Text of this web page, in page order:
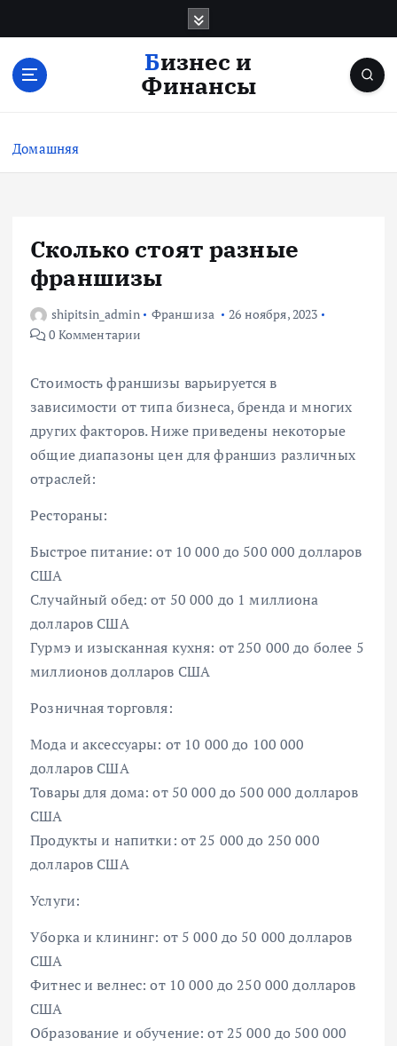
с
Бизнес и
Финансы
Домашняя
Сколько стоят разные
франшизы
shipitsin_admin Франшиза
26 ноября, 2023
0 Комментарии
Стоимость франшизы варьируется в
зависимости от типа бизнеса, бренда и многих
других факторов. Ниже приведены некоторые
общие диапазоны цен для франшиз различных
отраслей:
Рестораны:
Быстрое питание: от 10 000 до 500 000 долларов
США
Случайный обед: от 50 000 до 1 миллиона
долларов США
Гурмэ и изысканная кухня: от 250 000 до более 5
миллионов долларов США
Розничная торговля:
Мода и аксессуары: от 10 000 до 100 000
долларов США
Товары для дома: от 50 000 до 500 000 долларов
США
Продукты и напитки: от 25 000 до 250 000
долларов США
Услуги:
Уборка и клининг: от 5 000 до 50 000 долларов
США
Фитнес и велнес: от 10 000 до 250 000 долларов
США
Образование и обучение: от 25 000 до 500 000